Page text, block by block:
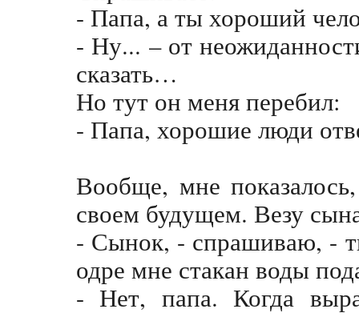
- Папа, а ты хороший
- Ну... – от
сказать…
Но тут он меня перебил:
- Папа, хорошие люди
Вообще, мне
своем будущем. Везу
- Сынок, - спрашиваю, -
одре мне стакан воды
- Нет, папа. Когда